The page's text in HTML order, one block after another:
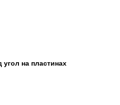
на пластинах